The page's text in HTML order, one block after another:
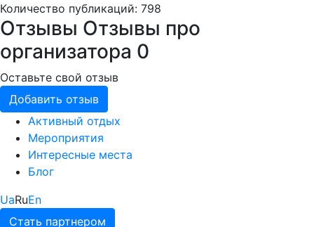
Количество публикаций: 798
Отзывы Отзывы про
организатора 0
Оставьте свой отзыв
Добавить отзыв
Активный отдых
Мероприятия
Интересные места
Блог
UaRuEn
Стать партнером